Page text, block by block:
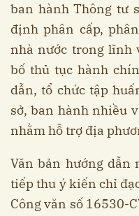
ban hành Thông tư
định phân cấp,
nhà nước trong lĩnh
bố thủ tục hành
dẫn, tổ chức tập
sở, ban hành nhiều
nhằm hỗ trợ địa
Văn bản hướng dẫn
tiếp thu ý kiến chỉ
Công văn số 16530-